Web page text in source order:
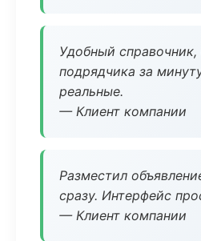
Удобный
подрядчика за
реальные.
— Клиент компании
Разместил
сразу. Интерфейс
— Клиент компании